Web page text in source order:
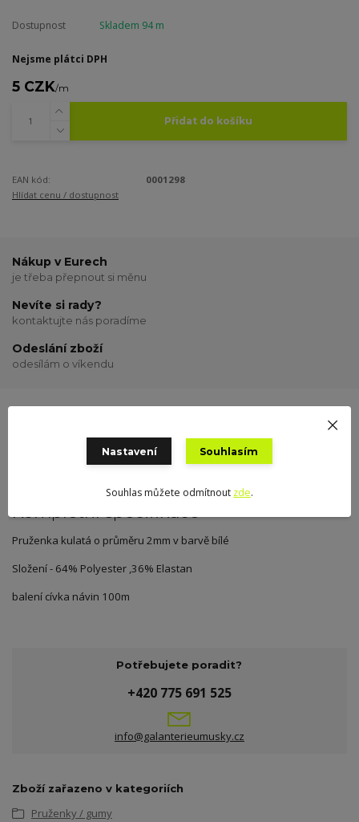
Dostupnost Skladem 94 m
Nejsme plátci DPH
5 CZK/m
Přidat do košíku
EAN kód:
0001298
Hlídat cenu / dostupnost
Nákup v Eurech
je třeba přepnout si měnu
Nevíte si rady?
kontaktujte nás poradíme
Odeslání zboží
odesílám o víkendu
Kompletní specifikace Hodnocení 1
Kompletní specifikace
Pruženka kulatá o průměru 2mm v barvě bílé
Složení - 64% Polyester ,36% Elastan
balení cívka návin 100m
Potřebujete poradit?
+420 775 691 525
info@galanterieumusky.cz
Zboží zařazeno v kategoriích
Pruženky / gumy
Nastavení Souhlasím
Souhlas můžete odmítnout zde.